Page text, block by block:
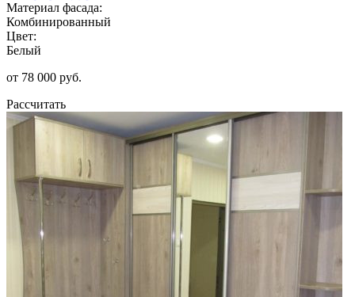
Материал фасада:
Комбинированный
Цвет:
Белый
от 78 000 руб.
Рассчитать